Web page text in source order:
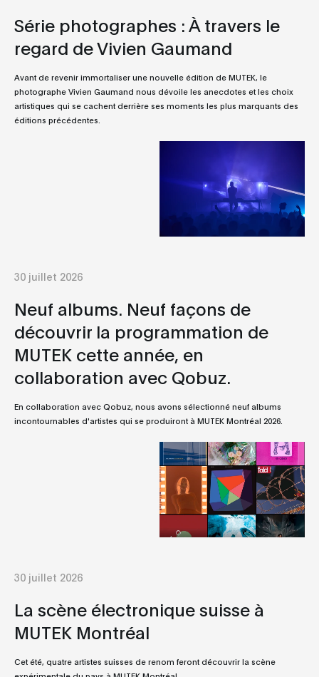
Série photographes : À travers le
regard de Vivien Gaumand
Avant de revenir immortaliser une nouvelle édition de MUTEK, le
photographe Vivien Gaumand nous dévoile les anecdotes et les choix
artistiques qui se cachent derrière ses moments les plus marquants des
éditions précédentes.
30 juillet 2026
Neuf albums. Neuf façons de
découvrir la programmation de
MUTEK cette année, en
collaboration avec Qobuz.
En collaboration avec Qobuz, nous avons sélectionné neuf albums
incontournables d'artistes qui se produiront à MUTEK Montréal 2026.
30 juillet 2026
La scène électronique suisse à
MUTEK Montréal
Cet été, quatre artistes suisses de renom feront découvrir la scène